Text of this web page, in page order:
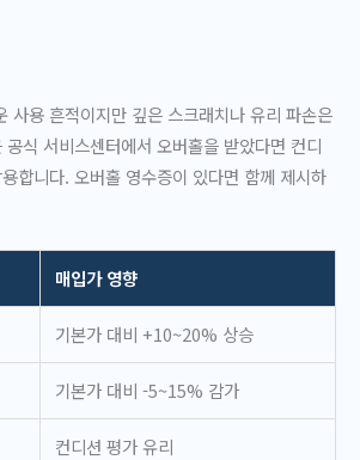
사용 흔적이지만 깊은 스크래치나 유리 파손은
식 서비스센터에서 오버홀을 받았다면 컨디
합니다. 오버홀 영수증이 있다면 함께 제시하
매입가 영향
기본가 대비 +10~20% 상승
기본가 대비 -5~15% 감가
컨디션 평가 유리